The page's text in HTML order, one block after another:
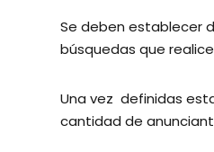
Se deben establecer
búsquedas que
Una vez definidas
cantidad de